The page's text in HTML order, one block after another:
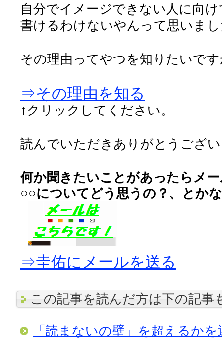
自分でイメージできない人に向け
書けるわけないやんって思いま
その理由ってやつを知りたいで
⇒その理由を知る
↑クリックしてください。
読んでいただきありがとうござ
何か聞きたいことがあったらメ
○○についてどう思うの？、とか
⇒圭佑にメールを送る
この記事を読んだ方は下の記事
「読まないの壁」を超えるか